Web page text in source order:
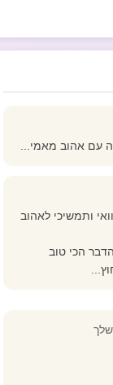
עם אהוב מאמי...
ותמשיכי לאהוב
הכי טוב